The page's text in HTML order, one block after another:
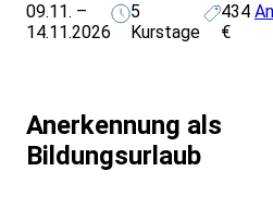
09.11. –
14.11.2026
5
Kurstage
434
€
Anerkennung als
Bildungsurlaub